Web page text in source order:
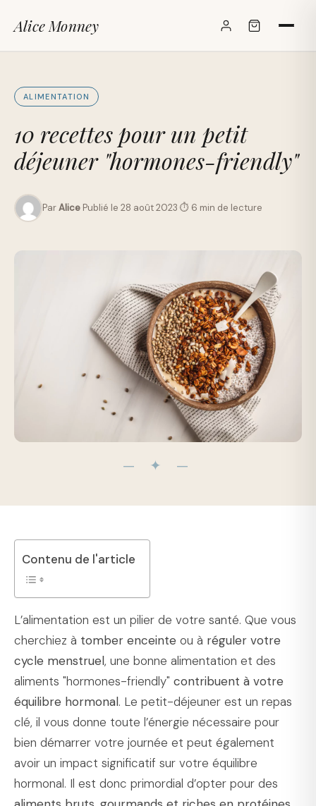
Alice Monney
ALIMENTATION
10 recettes pour un petit
déjeuner "hormones-friendly"
ParAlice Publié le 28 août 2023 ⏱ 6 min de lecture
— ✦ —
Contenu de l'article
L’alimentation est un pilier de votre santé. Que vous
cherchiez à tomber enceinte ou à réguler votre
cycle menstruel, une bonne alimentation et des
aliments "hormones-friendly" contribuent à votre
équilibre hormonal. Le petit-déjeuner est un repas
clé, il vous donne toute l’énergie nécessaire pour
bien démarrer votre journée et peut également
avoir un impact significatif sur votre équilibre
hormonal. Il est donc primordial d’opter pour des